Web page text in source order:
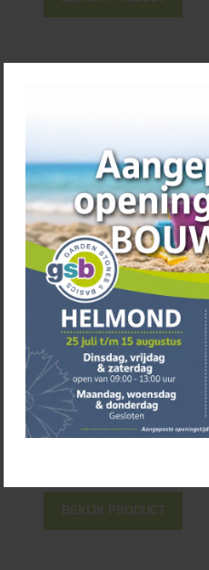
*Restpartij 17 Keramische
tegel XL Helsinki zwart
60x60x3cm op=op
€ 46,50
BEKIJK PRODUCT
*Aanbieding Kera tegel
BEKIJK PRODUCT